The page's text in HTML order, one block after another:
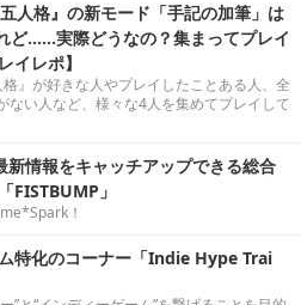
人格』の新モード「手記の加筆」は
ど……実際どうなの？集まってプレイ
イレポ】
格』が好きな人やプレイしたことある人、全
ない人など、様々な4人を集めてプレイして
情報をキャッチアップできる総合
FISTBUMP」
！
特化のコーナー「Indie Hype Trai